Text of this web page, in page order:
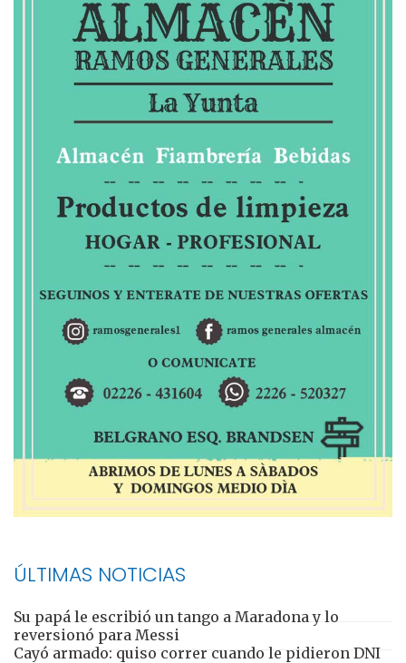
ÚLTIMAS NOTICIAS
Su papá le escribió un tango a Maradona y lo
reversionó para Messi
Cayó armado: quiso correr cuando le pidieron DNI